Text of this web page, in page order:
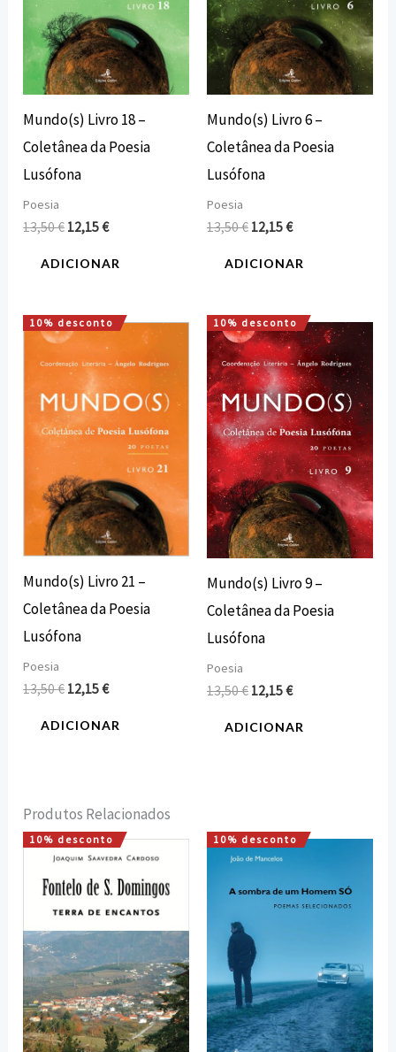
Mundo(s) Livro 18 –
Coletânea da Poesia
Lusófona
Poesia
13,50€ 12,15€
ADICIONAR
Mundo(s) Livro 6 –
Coletânea da Poesia
Lusófona
Poesia
13,50€ 12,15€
ADICIONAR
10% desconto
Mundo(s) Livro 21 –
Coletânea da Poesia
Lusófona
Poesia
13,50€
O
preço
original
era:
13,50 €.
12,15€
O
preço
atual
é:
12,15 €.
ADICIONAR
10% desconto
Mundo(s) Livro 9 –
Coletânea da Poesia
Lusófona
Poesia
13,50€
O
preço
original
era:
13,50 €.
12,15€
O
preço
atual
é:
12,15 €.
ADICIONAR
Produtos Relacionados
10% desconto
O
preço
original
era:
10,00 €.
O
preço
atual
é:
9,00 €.
10% desconto
O
preço
era:
12,00 €.
O
é:
10,80 €.